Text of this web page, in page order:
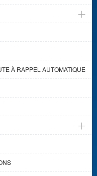
À RAPPEL AUTOMATIQUE